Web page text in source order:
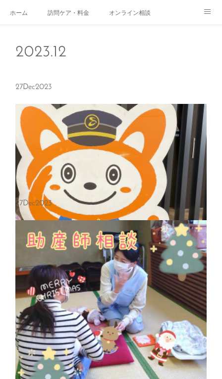
ホーム 訪問ケア・料金 オンライン相談
2023.12
27Dec2023
part2【サポートスタッフより】のんびり赤ちゃんサロン
こんにちは。助産師の宮本です。ハグマムベビーサロンでは、助産師
宮本の他に、子育て支援に従事していらっしゃるベテランママさんたち
がサポートスタッフとしてお手伝いしてくださっています。今日はそ…
27Dec2023